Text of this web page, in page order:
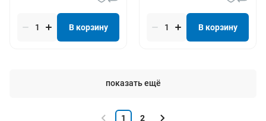
В корзину В корзину
показать ещё
1 2